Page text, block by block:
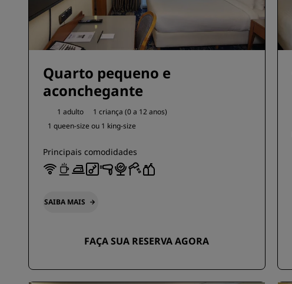
Quarto pequeno e
aconchegante
1 adulto
1 criança (0 a 12 anos)
1 queen-size ou 1 king-size
Principais comodidades
SAIBA MAIS
FAÇA SUA RESERVA AGORA